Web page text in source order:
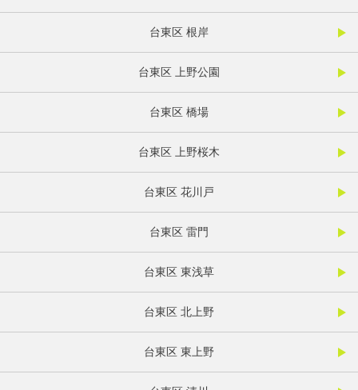
台東区 根岸
台東区 上野公園
台東区 橋場
台東区 上野桜木
台東区 花川戸
台東区 雷門
台東区 東浅草
台東区 北上野
台東区 東上野